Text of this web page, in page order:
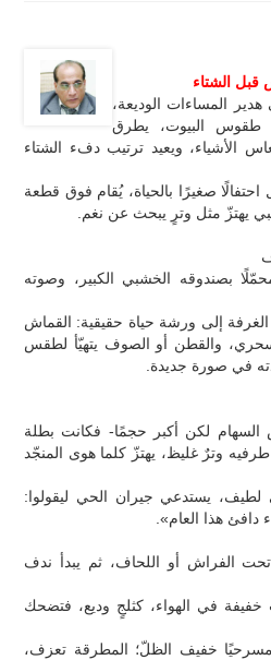
قبل الشتاء
المساءات الوديعة،
طقوس البيوت، يطرق
الأشياء، ويعيد ترتيب دفء الشتاء
صغيرًا بالحياة، يُقام فوق قطعة
مثل وترٍ يبحث عن نغم.
بصندوقه الخشبي الكبير، وصوته
إلى ورشة حياة حقيقية: القماش
والقطن أو الصوف يتهيّأ لطقس
في صورة جديدة.
لكن أكبر حجمًا- فكانت بطلة
وترٌ غليظ، يهتزّ كلما هوى المنجّد
يستدعي جيران الحي ليقولوا:
دافئ هذا العام».
الفراش أو اللحاف، ثم يبدأ ندف
خفيفة في الهواء، كثلجٍ وديع، فتضحك
خفيف الظلّ؛ المطرقة تعزف،